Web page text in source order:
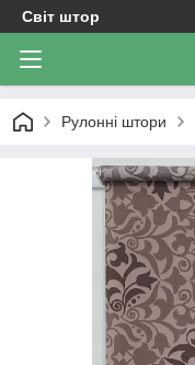
Світ штор
Рулонні штори